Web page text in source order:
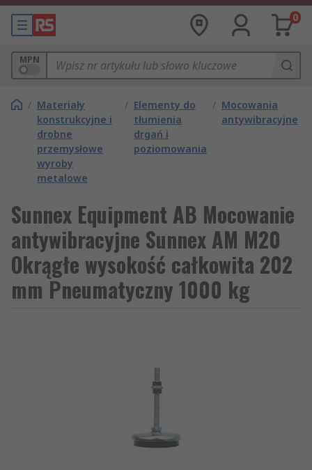
0
MPN
/ Materiały
konstrukcyjne i
drobne
przemysłowe
wyroby
metalowe
/ Elementy do
tłumienia
drgań i
poziomowania
/ Mocowania
antywibracyjne
Sunnex Equipment AB Mocowanie
antywibracyjne Sunnex AM M20
Okrągłe wysokość całkowita 202
mm Pneumatyczny 1000 kg